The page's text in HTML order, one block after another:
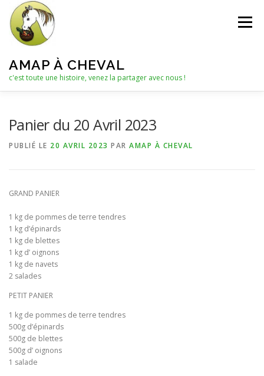
contenu
AMAP À CHEVAL
c'est toute une histoire, venez la partager avec nous !
Menu
LES AUTRES PRODUITS
Panier du 20 Avril 2023
PUBLIÉ LE 20 AVRIL 2023 PAR AMAP À CHEVAL
GRAND PANIER
1 kg de pommes de terre tendres
1 kg d’épinards
1 kg de blettes
1 kg d’ oignons
1 kg de navets
2 salades
PETIT PANIER
1 kg de pommes de terre tendres
500g d’épinards
500g de blettes
500g d’ oignons
1 salade